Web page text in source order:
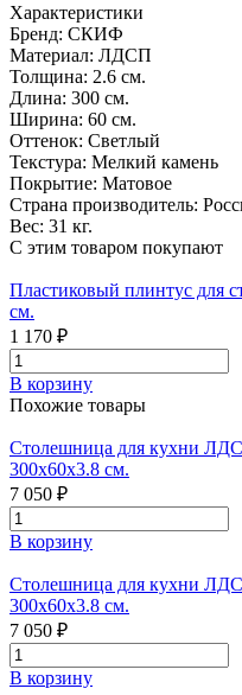
Характеристики
Бренд: СКИФ
Материал: ЛДСП
Толщина: 2.6 см.
Длина: 300 см.
Ширина: 60 см.
Оттенок: Светлый
Текстура: Мелкий камень
Покрытие: Матовое
Страна производитель:
Вес: 31 кг.
С этим товаром покупают
Пластиковый плинтус для
см.
1 170 ₽
В корзину
Похожие товары
Столешница для кухни
300x60x3.8 см.
7 050 ₽
В корзину
Столешница для кухни
300x60x3.8 см.
7 050 ₽
В корзину